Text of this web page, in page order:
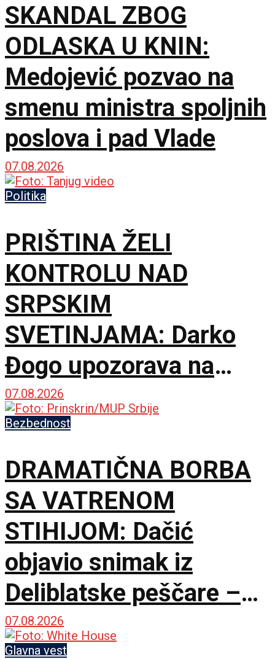
SKANDAL ZBOG
ODLASKA U KNIN:
Medojević pozvao na
smenu ministra spoljnih
poslova i pad Vlade
07.08.2026
Politika
PRIŠTINA ŽELI
KONTROLU NAD
SRPSKIM
SVETINJAMA: Darko
Đogo upozorava na
opasne namere
uvođenja licenciranih
vodiča na KiM
07.08.2026
Bezbednost
DRAMATIČNA BORBA
SA VATRENOM
STIHIJOM: Dačić
objavio snimak iz
Deliblatske peščare –
ubačena i tri helikoptera
07.08.2026
Glavna vest